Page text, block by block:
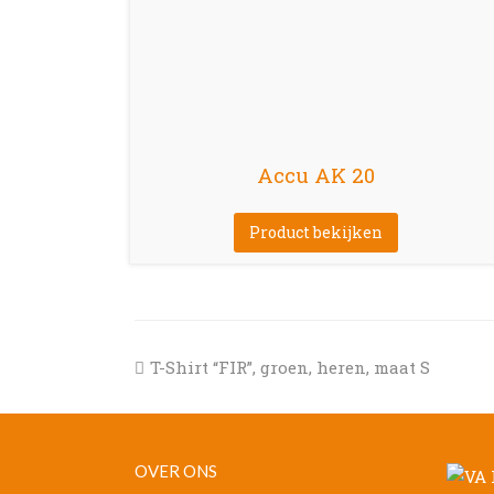
Accu AK 20
Product bekijken
previous
T-Shirt “FIR”, groen, heren, maat S
OVER ONS